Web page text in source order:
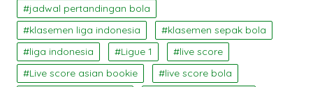
jadwal pertandingan bola
klasemen liga indonesia
klasemen sepak bola
liga indonesia
Ligue 1
live score
Live score asian bookie
live score bola